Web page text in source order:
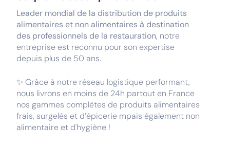
Leader mondial de la distribution de produits
alimentaires et non alimentaires à destination
des professionnels de la restauration, notre
entreprise est reconnu pour son expertise
depuis plus de 50 ans.
✨ Grâce à notre réseau logistique performant,
nous livrons en moins de 24h partout en France
nos gammes complètes de produits alimentaires
frais, surgelés et d’épicerie mpais également non
alimentaire et d'hygiène !